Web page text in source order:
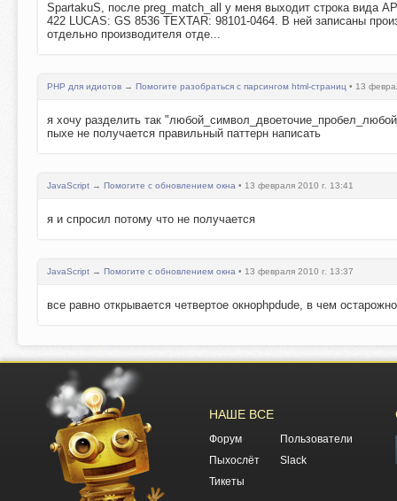
SpartakuS, после preg_match_all у меня выходит строка вида
422 LUCAS: GS 8536 TEXTAR: 98101-0464. В ней записаны
отдельно производителя отде...
PHP для идиотов → Помогите разобраться с парсингом html-страниц • 13
я хочу разделить так
пыхе не получается правильный паттерн написать
JavaScript → Помогите с обновлением окна • 13 февраля 2010 г. 13:41
я и спросил потому что не получается
JavaScript → Помогите с обновлением окна • 13 февраля 2010 г. 13:37
все равно открывается четвертое окноphpdude, в чем
НАШЕ ВСЕ
Форум
Пользователи
Пыхослёт
Slack
Тикеты